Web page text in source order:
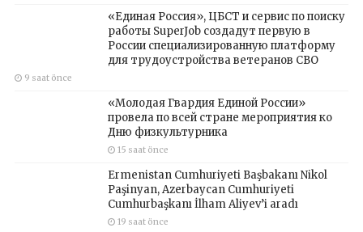
«Единая Россия», ЦБСТ и сервис по поиску
работы SuperJob создадут первую в
России специализированную платформу
для трудоустройства ветеранов СВО
9 saat önce
«Молодая Гвардия Единой России»
провела по всей стране мероприятия ко
Дню физкультурника
15 saat önce
Ermenistan Cumhuriyeti Başbakanı Nikol
Paşinyan, Azerbaycan Cumhuriyeti
Cumhurbaşkanı İlham Aliyev’i aradı
19 saat önce